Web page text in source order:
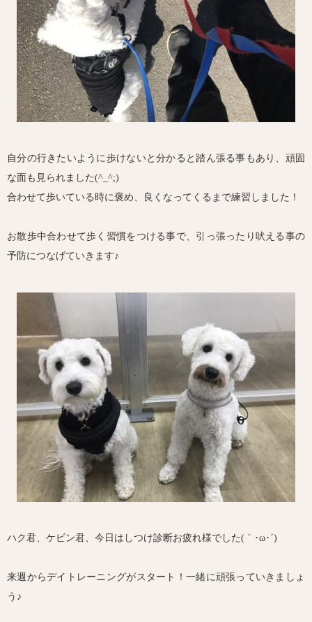
自分の行きたいように歩けないと分かると踏ん張る事もあり、頑固
な面も見られました(^_^;)
合わせて歩いている時に褒め、良くなってくるまで練習しました！
お散歩中合わせて歩く習慣をつける事で、引っ張ったり吠える事の
予防につなげていきます♪
ハク君、ケビン君、今日はしつけ診断お疲れ様でした(｀･ω･´)ゞ
来週からデイトレーニングがスタート！一緒に頑張っていきましょ
う♪